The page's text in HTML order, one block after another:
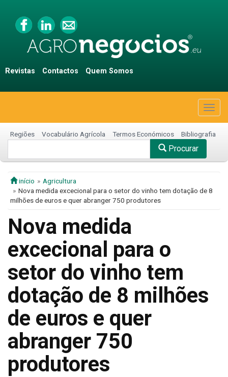
Revistas Contactos Quem Somos
Regiões Vocabulário Agrícola Termos Económicos Bibliografia
Procurar
início
Agricultura
Nova medida excecional para o setor do vinho tem dotação de 8
milhões de euros e quer abranger 750 produtores
Nova medida
excecional para o
setor do vinho tem
dotação de 8 milhões
de euros e quer
abranger 750
produtores